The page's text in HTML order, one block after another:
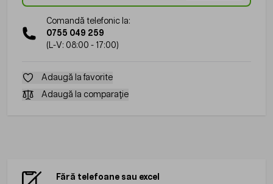
Comandă telefonic la:
0755 049 259
(L-V: 08:00 - 17:00)
Adaugă la favorite
Adaugă la comparație
Fără telefoane sau excel